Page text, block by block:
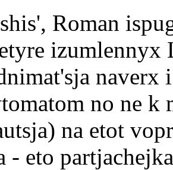
Roman
izumlennyx
no ne
na etot
- eto